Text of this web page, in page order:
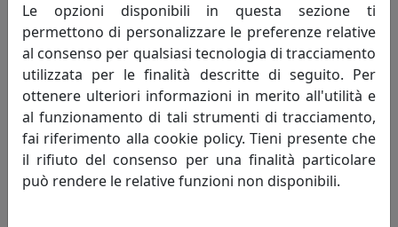
BILANCERE COLLEZIONE ASTI C158
Ferroluce
1.019,00 €
Le opzioni disponibili in questa sezione ti
permettono di personalizzare le preferenze relative
al consenso per qualsiasi tecnologia di tracciamento
utilizzata per le finalità descritte di seguito. Per
ottenere ulteriori informazioni in merito all'utilità e
al funzionamento di tali strumenti di tracciamento,
fai riferimento alla cookie policy. Tieni presente che
il rifiuto del consenso per una finalità particolare
può rendere le relative funzioni non disponibili.